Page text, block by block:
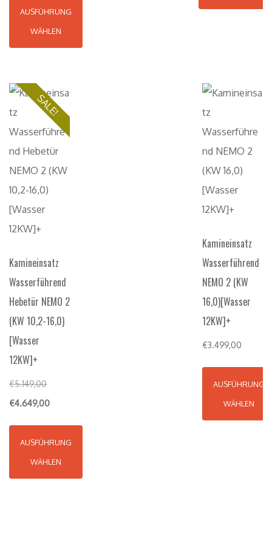
AUSFÜHRUNG
WÄHLEN
SALE!
Kamineinsatz
Wasserführend
Hebetür NEMO 2
(KW 10,2-16,0)
[Wasser
12KW]+
€5.149,00
€4.649,00
AUSFÜHRUNG
WÄHLEN
Kamineinsatz
Wasserführend
NEMO 2 (KW
16,0)[Wasser
12KW]+
€3.499,00
AUSFÜHRUNG
WÄHLEN